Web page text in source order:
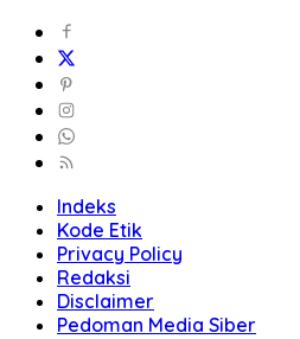
Indeks
Kode Etik
Privacy Policy
Redaksi
Disclaimer
Pedoman Media Siber